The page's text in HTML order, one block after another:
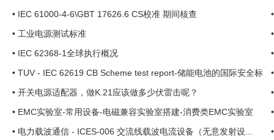
• IEC 61000-4-6\GBT 17626.6 CS校准 期间核查
• 工业电源测试标准
• IEC 62368-1全球执行概况
• TUV - IEC 62619 CB Scheme test report-储能电池的国际安全标
准
• 开关电源适配器，做K.21应该做多少伏雷击呢？
• EMC实验室-常用设备-电磁兼容实验室搭建-消费类EMC实验室
• 电力载波通信 - ICES-006 交流线载波电流设备（无意发射设...